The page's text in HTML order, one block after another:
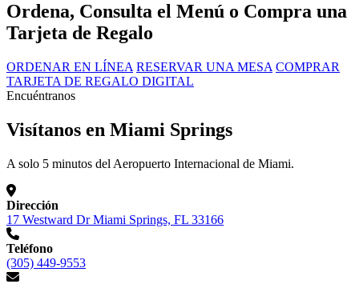
Ordena, Consulta el Menú o Compra una
Tarjeta de Regalo
ORDENAR EN LÍNEA RESERVAR UNA MESA COMPRAR
TARJETA DE REGALO DIGITAL
Encuéntranos
Visítanos en Miami Springs
A solo 5 minutos del Aeropuerto Internacional de Miami.
Dirección
17 Westward Dr Miami Springs, FL 33166
Teléfono
(305) 449-9553